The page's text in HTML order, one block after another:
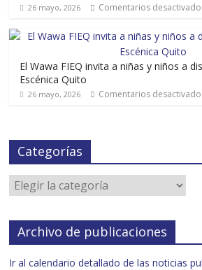
26 mayo, 2026 Comentarios
El Wawa FIEQ invita a niñas y niños a
Escénica Quito
26 mayo, 2026 Comentarios
Categorías
Archivo de publicaciones
Ir al calendario detallado de las noticias